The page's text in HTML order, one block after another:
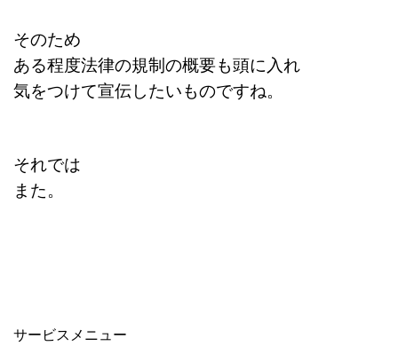
そのため
ある程度法律の規制の概要も頭に入れ
気をつけて宣伝したいものですね。
それでは
また。
サービスメニュー